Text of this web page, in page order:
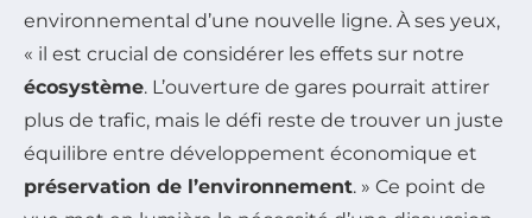
environnemental d’une nouvelle ligne. À ses yeux,
« il est crucial de considérer les effets sur notre
écosystème. L’ouverture de gares pourrait attirer
plus de trafic, mais le défi reste de trouver un juste
équilibre entre développement économique et
préservation de l’environnement. » Ce point de